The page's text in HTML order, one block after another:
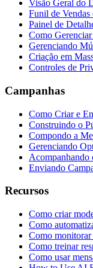
Visão Geral do
Funil de
Painel de
Como
Gerenciando
Criação em
Controles de
Campanhas
Como Criar e
Construindo o
Compondo a
Gerenciando
Acompanhando
Enviando
Recursos
Como criar
Como
Como monitorar
Como treinar
Como usar